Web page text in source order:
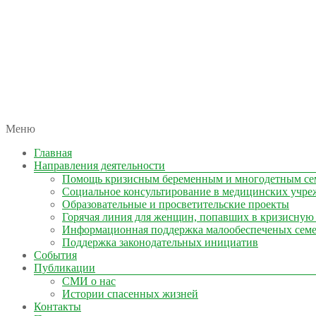
КОЛЫМА — ЗА ЖИЗНЬ
автономная некоммерческая организация
Меню
Главная
Направления деятельности
Помощь кризисным беременным и многодетным
Социальное консультирование в медицинских
Образовательные и просветительские проекты
Горячая линия для женщин, попавших в
Информационная поддержка малообеспеченых
Поддержка законодательных инициатив
События
Публикации
СМИ о нас
Истории спасенных жизней
Контакты